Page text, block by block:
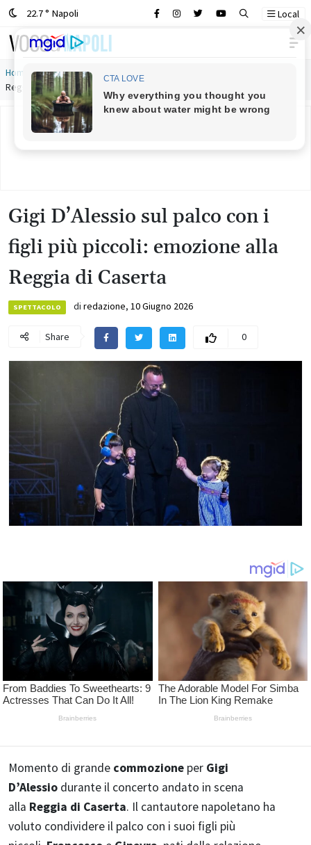
22.7 ° Napoli Local
Main Navigation
Home »Gigi D’Alessio sul palco con i figli più piccoli: emozione alla
Reggia di Caserta
Gigi D’Alessio sul palco con i
figli più piccoli: emozione alla
Reggia di Caserta
SPETTACOLO di redazione, 10 Giugno 2026
Share 0
Momento di grande commozione per Gigi
D’Alessio durante il concerto andato in scena
alla Reggia di Caserta. Il cantautore napoletano ha
voluto condividere il palco con i suoi figli più